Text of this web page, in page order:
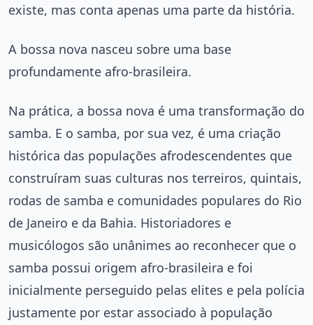
existe, mas conta apenas uma parte da história.
A bossa nova nasceu sobre uma base
profundamente afro-brasileira.
Na prática, a bossa nova é uma transformação do
samba. E o samba, por sua vez, é uma criação
histórica das populações afrodescendentes que
construíram suas culturas nos terreiros, quintais,
rodas de samba e comunidades populares do Rio
de Janeiro e da Bahia. Historiadores e
musicólogos são unânimes ao reconhecer que o
samba possui origem afro-brasileira e foi
inicialmente perseguido pelas elites e pela polícia
justamente por estar associado à população